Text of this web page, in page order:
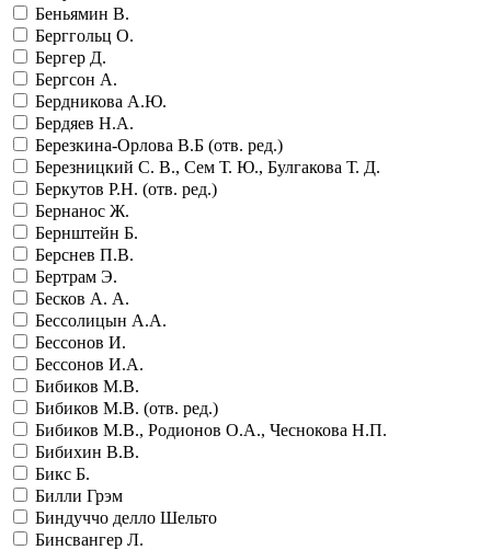
Беньямин В.
Берггольц О.
Бергер Д.
Бергсон А.
Бердникова А.Ю.
Бердяев Н.А.
Березкина-Орлова В.Б (отв. ред.)
Березницкий С. В., Сем Т. Ю., Булгакова Т. Д.
Беркутов Р.Н. (отв. ред.)
Бернанос Ж.
Бернштейн Б.
Берснев П.В.
Бертрам Э.
Бесков А. А.
Бессолицын А.А.
Бессонов И.
Бессонов И.А.
Бибиков М.В.
Бибиков М.В. (отв. ред.)
Бибиков М.В., Родионов О.А., Чеснокова Н.П.
Бибихин В.В.
Бикс Б.
Билли Грэм
Биндуччо делло Шельто
Бинсвангер Л.